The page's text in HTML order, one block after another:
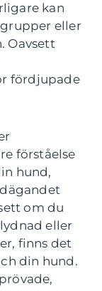
kan
eller
Oavsett
fördjupade
förståelse
hund,
om du
eller
finns det
din hund.